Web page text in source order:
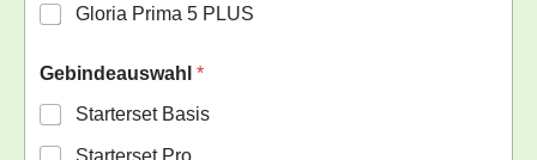
Gloria Prima 5 PLUS
Gebindeauswahl *
Starterset Basis
Starterset Pro